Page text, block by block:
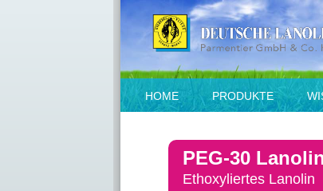
HOME PRODUKTE
PEG-30
Ethoxyliertes Lanolin